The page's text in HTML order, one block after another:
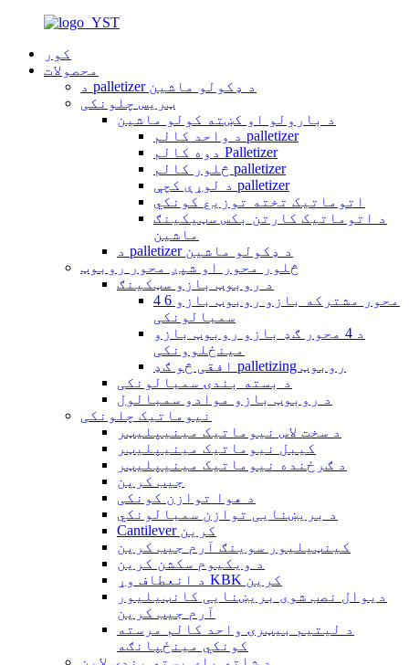
کور
محصولات
د palletizer د ډکولو ماشین
ټریس چلونکی
د بارولو او کښته کولو ماشین
د واحد کالم palletizer
دوه کالم Palletizer
څلور کالم palletizer
د لوړې کچې palletizer
اتوماتیک تخته توزیع کونکي
د اتوماتیک کارتن بکس سټیکینګ
ماشین
د palletizer د ډکولو ماشین
څلور محور او شپږ محور روبوټ
د روبوټ بازو سټکینګ
4 6 محور مشترکه بازو روبوټ بازو
سمبالونکی
د 4 محور ګډ بازو روبوټ بازو
مینځلوونکی
افقی څو ګډ palletizing روبوټ
د بسته بندۍ سمبالونکی
د روبوټ بازو موادو سمبالول
نیوماتیک چلونکی
د سخت لاس نیوماتیک مینیپلیټر
کیبل نیوماتیک مینیپلیټر
د ګرځنده نیوماتیک مینیپلیټر
جیب کرین
د هوا توازن کونکی
د بریښنایی توازن سمبالونکي
Cantilever کرین
کینټیلیور سوینګ آرم جیب کرین
د ویکیوم سکشن کرین
د انعطاف وړ KBK کرین
دیوال نصب شوی بریښنایی کانټیلیور
آرم جیب کرین
د لیتیم بیټرۍ واحد کالم مرسته
کونکي مینځپانګه
د شاته پای بسته بندۍ لاین